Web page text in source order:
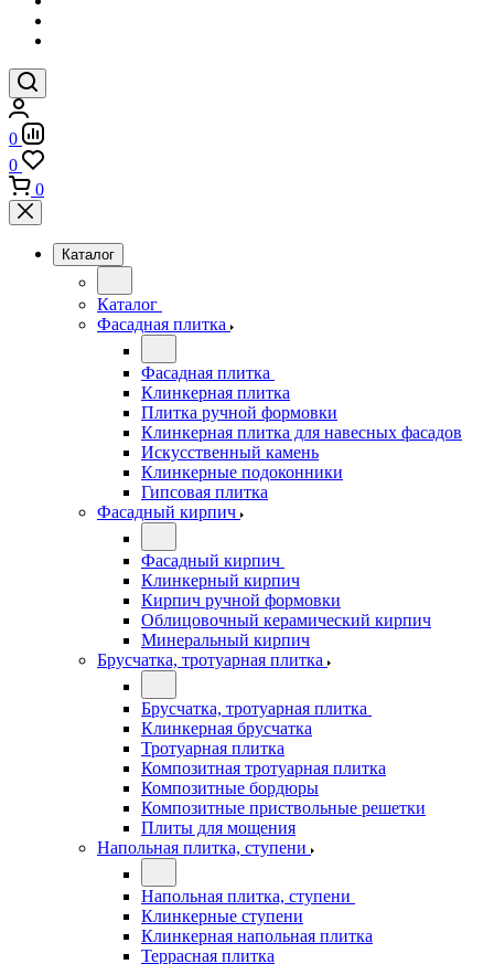
0
0
0
Каталог
Каталог
Фасадная плитка
Фасадная плитка
Клинкерная плитка
Плитка ручной формовки
Клинкерная плитка для навесных фасадов
Искусственный камень
Клинкерные подоконники
Гипсовая плитка
Фасадный кирпич
Фасадный кирпич
Клинкерный кирпич
Кирпич ручной формовки
Облицовочный керамический кирпич
Минеральный кирпич
Брусчатка, тротуарная плитка
Брусчатка, тротуарная плитка
Клинкерная брусчатка
Тротуарная плитка
Композитная тротуарная плитка
Композитные бордюры
Композитные приствольные решетки
Плиты для мощения
Напольная плитка, ступени
Напольная плитка, ступени
Клинкерные ступени
Клинкерная напольная плитка
Террасная плитка